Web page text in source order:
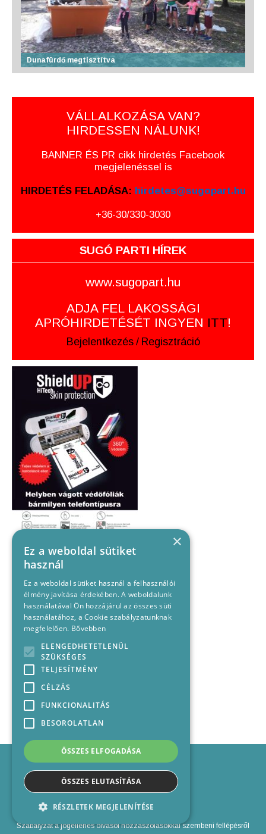
Dunafürdő megtisztítva
VÁLLALKOZÁSA VAN?
HIRDESSEN NÁLUNK!
BANNER ÉS PR cikk hirdetés Facebook
megjelenéssel is
HIRDETÉS FELADÁSA: hirdetes@sugopart.hu
+36-30/330-3030
SUGÓ PARTI HÍREK
www.sugopart.hu
ADJA FEL LAKOSSÁGI
APRÓHIRDETÉSÉT INGYEN ITT!
Bejelentkezés / Regisztráció
Impresszum
Felhasználási feltételek
Kapcsolat
Szabályzat a jogellenes olvasói hozzászólásokkal szembeni fellépésről
×
Ez a weboldal sütiket
használ
Ez a weboldal sütiket használ a felhasználói
élmény javítása érdekében. A weboldalunk
használatával Ön hozzájárul az összes süti
használatához, a Cookie szabályzatunknak
megfelelően. Bővebben
ELENGEDHETETLENÜL
SZÜKSÉGES
TELJESÍTMÉNY
CÉLZÁS
FUNKCIONALITÁS
BESOROLATLAN
ÖSSZES ELFOGADÁSA
ÖSSZES ELUTASÍTÁSA
RÉSZLETEK MEGJELENÍTÉSE